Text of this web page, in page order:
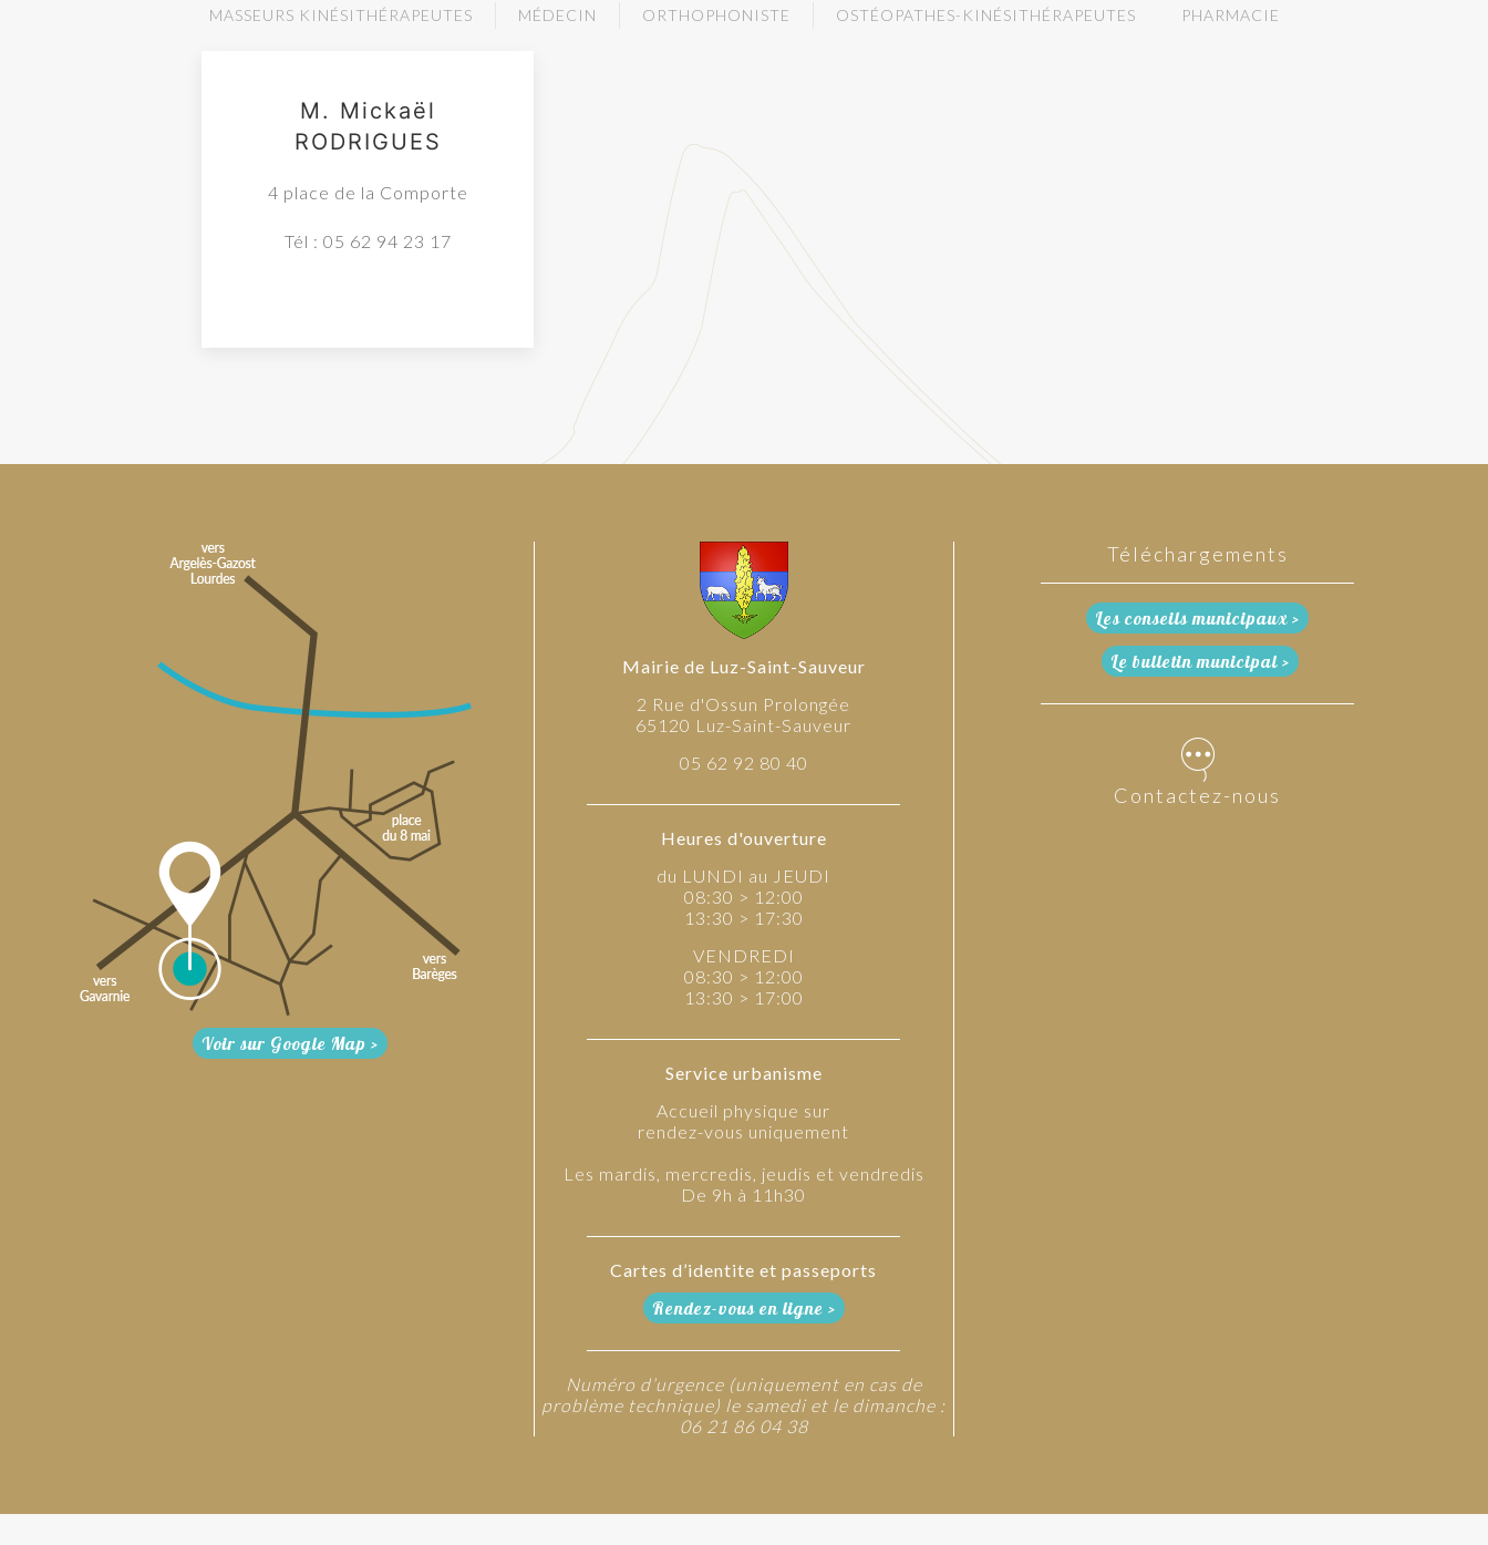
MASSEURS KINÉSITHÉRAPEUTES
MÉDECIN ORTHOPHONISTE OSTÉOPATHES-KINÉSITHÉRAPEUTES PHARMACIE
M. Mickaël
RODRIGUES
4 place de la Comporte
Tél : 05 62 94 23 17
Voir sur Google Map >
Mairie de Luz-Saint-Sauveur
2 Rue d'Ossun Prolongée
65120 Luz-Saint-Sauveur
05 62 92 80 40
Heures d'ouverture
du LUNDI au JEUDI
08:30 > 12:00
13:30 > 17:30
VENDREDI
08:30 > 12:00
13:30 > 17:00
Service urbanisme
Accueil physique sur
rendez-vous uniquement
Les mardis, mercredis, jeudis et vendredis
De 9h à 11h30
Cartes d’identite et passeports
Rendez-vous en ligne >
Numéro d’urgence (uniquement en cas de
problème technique) le samedi et le dimanche :
06 21 86 04 38
Téléchargements
Les conseils municipaux >
Le bulletin municipal >
Contactez-nous